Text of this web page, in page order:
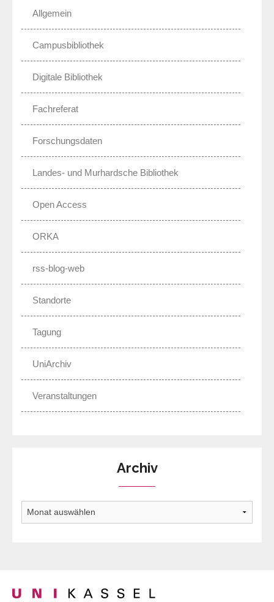
Allgemein
Campusbibliothek
Digitale Bibliothek
Fachreferat
Forschungsdaten
Landes- und Murhardsche Bibliothek
Open Access
ORKA
rss-blog-web
Standorte
Tagung
UniArchiv
Veranstaltungen
Archiv
Archiv